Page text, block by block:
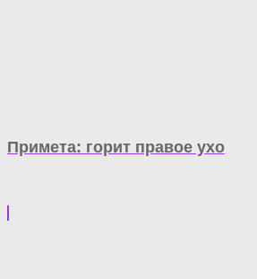
Примета: горит правое ухо